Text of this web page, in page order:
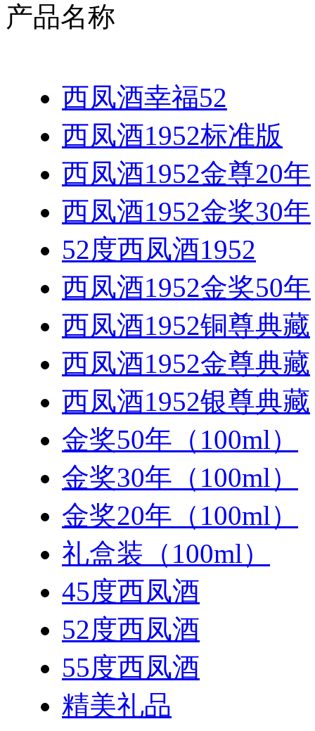
产品名称
西凤酒幸福52
西凤酒1952标准版
西凤酒1952金尊20年
西凤酒1952金奖30年
52度西凤酒1952
西凤酒1952金奖50年
西凤酒1952铜尊典藏
西凤酒1952金尊典藏
西凤酒1952银尊典藏
金奖50年（100ml）
金奖30年（100ml）
金奖20年（100ml）
礼盒装（100ml）
45度西凤酒
52度西凤酒
55度西凤酒
精美礼品